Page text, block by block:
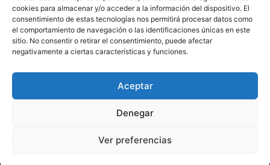
cookies para almacenar y/o acceder a la información del dispositivo. El
consentimiento de estas tecnologías nos permitirá procesar datos como
el comportamiento de navegación o las identificaciones únicas en este
sitio. No consentir o retirar el consentimiento, puede afectar
negativamente a ciertas características y funciones.
Aceptar
Denegar
Ver preferencias
SÍGUENOS
Asóciate